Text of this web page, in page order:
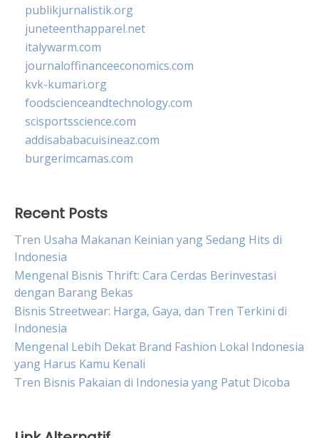
publikjurnalistik.org
juneteenthapparel.net
italywarm.com
journaloffinanceeconomics.com
kvk-kumari.org
foodscienceandtechnology.com
scisportsscience.com
addisababacuisineaz.com
burgerimcamas.com
Recent Posts
Tren Usaha Makanan Keinian yang Sedang Hits di
Indonesia
Mengenal Bisnis Thrift: Cara Cerdas Berinvestasi
dengan Barang Bekas
Bisnis Streetwear: Harga, Gaya, dan Tren Terkini di
Indonesia
Mengenal Lebih Dekat Brand Fashion Lokal Indonesia
yang Harus Kamu Kenali
Tren Bisnis Pakaian di Indonesia yang Patut Dicoba